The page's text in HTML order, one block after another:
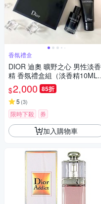
香氛禮盒
DIOR 迪奧 曠野之心 男性淡香
精 香氛禮盒組（淡香精10ML
+沐浴精20ML)
$2,000 85折
5 (3)
限時下殺 券
加入購物車